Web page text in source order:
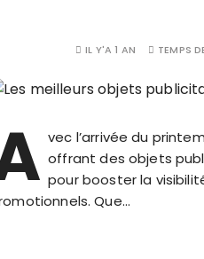
IL Y'A 1 AN TEMPS
vec l’arrivée du
offrant des objets
pour booster la
Que…